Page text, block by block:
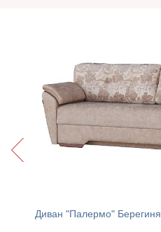
Диван "Палермо" Берегиня